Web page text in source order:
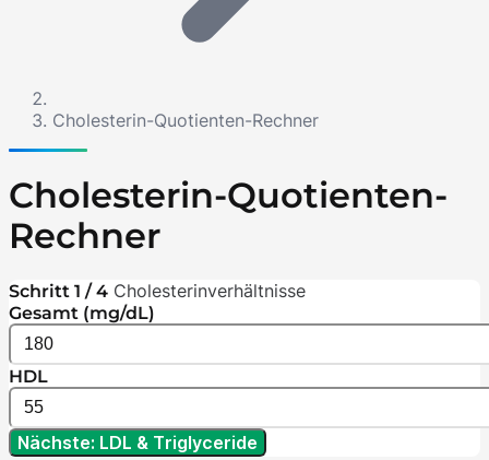
Cholesterin-Quotienten-Rechner
Cholesterin-Quotienten-
Rechner
Schritt 1 / 4 Cholesterinverhältnisse
Gesamt (mg/dL)
HDL
Nächste: LDL & Triglyceride